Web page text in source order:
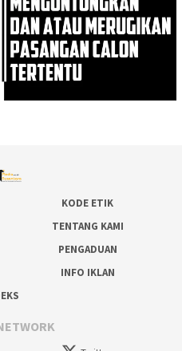
KODE ETIK
TENTANG KAMI
PENGADUAN
INFO IKLAN